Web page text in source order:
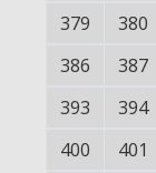
379
380
386
387
393
394
400
401